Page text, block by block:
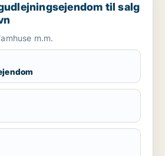
til salg
m.m.